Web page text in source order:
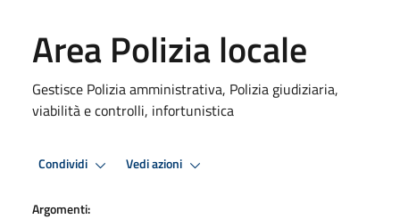
Area Polizia locale
Gestisce Polizia amministrativa, Polizia giudiziaria,
viabilità e controlli, infortunistica
Condividi Vedi azioni
Argomenti: